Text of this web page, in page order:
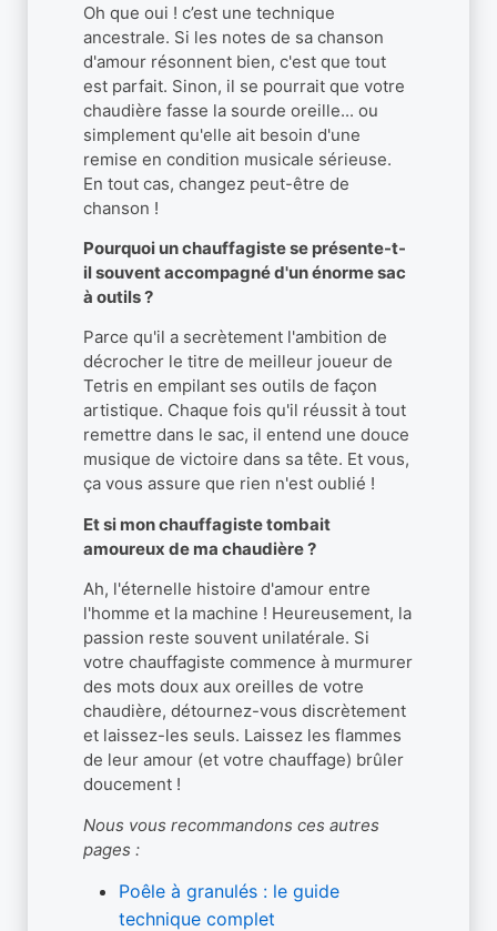
Oh que oui ! c’est une technique
ancestrale. Si les notes de sa chanson
d'amour résonnent bien, c'est que tout
est parfait. Sinon, il se pourrait que votre
chaudière fasse la sourde oreille... ou
simplement qu'elle ait besoin d'une
remise en condition musicale sérieuse.
En tout cas, changez peut-être de
chanson !
Pourquoi un chauffagiste se présente-t-
il souvent accompagné d'un énorme sac
à outils ?
Parce qu'il a secrètement l'ambition de
décrocher le titre de meilleur joueur de
Tetris en empilant ses outils de façon
artistique. Chaque fois qu'il réussit à tout
remettre dans le sac, il entend une douce
musique de victoire dans sa tête. Et vous,
ça vous assure que rien n'est oublié !
Et si mon chauffagiste tombait
amoureux de ma chaudière ?
Ah, l'éternelle histoire d'amour entre
l'homme et la machine ! Heureusement, la
passion reste souvent unilatérale. Si
votre chauffagiste commence à murmurer
des mots doux aux oreilles de votre
chaudière, détournez-vous discrètement
et laissez-les seuls. Laissez les flammes
de leur amour (et votre chauffage) brûler
doucement !
Nous vous recommandons ces autres
pages :
Poêle à granulés : le guide
technique complet